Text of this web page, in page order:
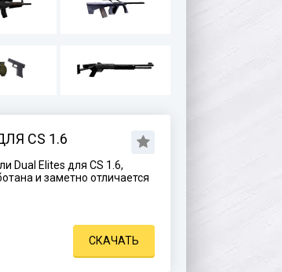
CS 1.6
Dual Elites для CS 1.6,
и заметно отличается
СКАЧАТЬ